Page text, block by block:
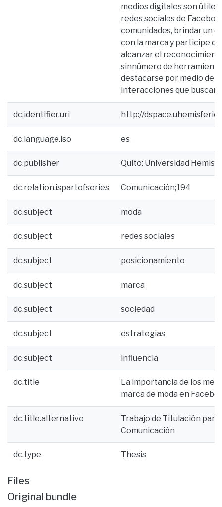
medios digitales son
redes sociales de
comunidades, brindar un
con la marca y participe
alcanzar el
sinnúmero de
destacarse por medio de
interacciones que buscan
dc.identifier.uri http://
dc.language.iso es
dc.publisher Quito: Universidad
dc.relation.ispartofseries Comunicación;194
dc.subject moda
dc.subject redes sociales
dc.subject posicionamiento
dc.subject marca
dc.subject sociedad
dc.subject estrategias
dc.subject influencia
dc.title
La importancia de los
marca de moda en
dc.title.alternative
Trabajo de Titulación
Comunicación
dc.type Thesis
Files
Original bundle